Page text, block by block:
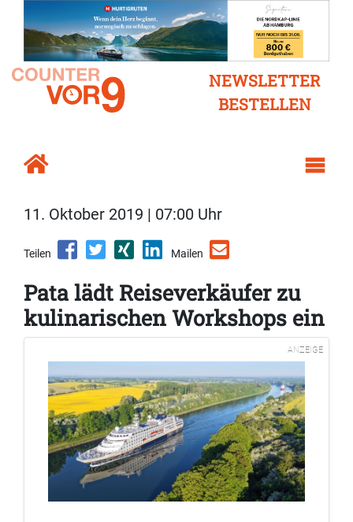
NEWSLETTER
BESTELLEN
11. Oktober 2019 | 07:00 Uhr
Teilen Mailen
Pata lädt Reiseverkäufer zu
kulinarischen Workshops ein
ANZEIGE